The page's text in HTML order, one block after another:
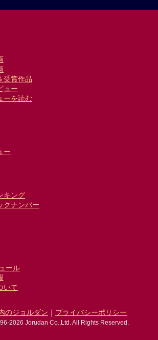
受賞作品
ュー
ーを読む
ー
キング
クナンバー
ール
いて
のジョルダン ｜ プライバシーポリシー
2026 Jorudan Co.,Ltd. All Rights Reserved.